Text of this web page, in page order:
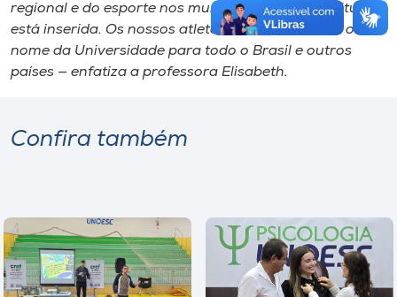
regional e do esporte nos municípios onde a Instituição
está inserida. Os nossos atletas e técnicos levam o
nome da Universidade para todo o Brasil e outros
países — enfatiza a professora Elisabeth.
Confira também